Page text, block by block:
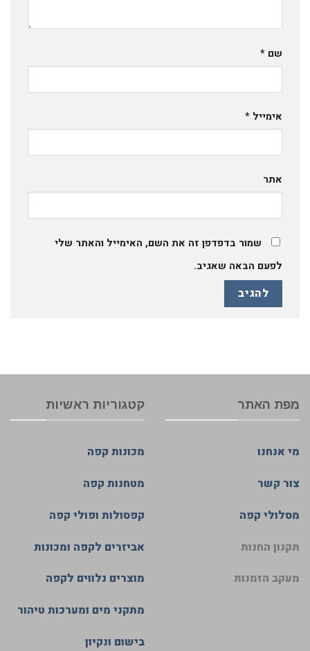
שם *
אימייל *
אתר
שמור בדפדפן זה את השם, האימייל והאתר שלי
לפעם הבאה שאגיב.
מפת האתר
מי אנחנו
צור קשר
מסלולי קפה
תקנון החנות
מעקב הזמנות
קטגוריות ראשיות
מכונות קפה
מטחנות קפה
קפסולות ופולי קפה
אביזרים לקפה ומכונות
מוצרים נלווים לקפה
מתקני מים ומערכות טיהור
בישום ונקיון